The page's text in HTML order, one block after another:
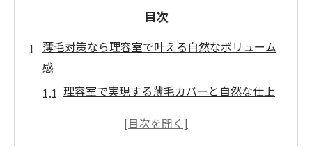
目次
薄毛対策なら理容室で叶える自然なボリューム
感
理容室で実現する薄毛カバーと自然な仕上
薄毛悩みを理容室のカットで目立たせない